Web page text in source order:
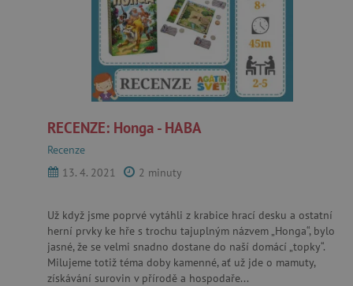
RECENZE: Honga - HABA
Recenze
13. 4. 2021
2 minuty
Už když jsme poprvé vytáhli z krabice hrací desku a ostatní
herní prvky ke hře s trochu tajuplným názvem „Honga“, bylo
jasné, že se velmi snadno dostane do naší domácí „topky“.
Milujeme totiž téma doby kamenné, ať už jde o mamuty,
získávání surovin v přírodě a hospodaře...